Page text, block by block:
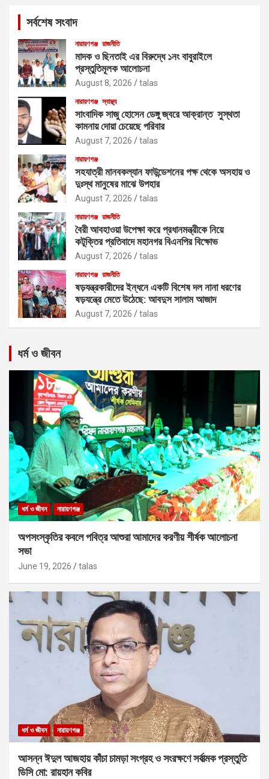
সর্বশেষ সংবাদ
নারায়ণগঞ্জ রাজনীতি
মাদক ও ছিনতাই এর বিরুদ্ধে ১নং বাবুরাইলে
প্রস্তুতিমূলক আলোচনা
August 8, 2026 talas
নারায়ণগঞ্জ স্বাস্থ্য
সাংবাদিক সাজু হোসেন ডেঙ্গু জ্বরে আক্রান্ত সুস্থতা
কামনায় দোয়া চেয়েছে পরিবার
August 7, 2026 talas
নারায়ণগঞ্জ
সহযাত্রী মানবকল্যান ফাউন্ডেশনের পক্ষ থেকে অসহায় ও
দুঃস্থ মানুষের মাঝে উপহার
August 7, 2026 talas
নারায়ণগঞ্জ রাজনীতি
বৈরী আবহাওয়া উপেক্ষা করে প্রধানমন্ত্রীকে নিয়ে
কটূক্তির প্রতিবাদে মহানগর বিএনপির বিক্ষোভ
August 7, 2026 talas
নারায়ণগঞ্জ রাজনীতি
ষড়যন্ত্রকারীদের ইন্ধনে একটি বিশেষ দল নানা ধরণের
ষড়যন্ত্রে মেতে উঠেছে: আবদুস সালাম আজাদ
August 7, 2026 talas
ধর্ম ও জীবন
ধর্ম ও জীবন নারায়ণগঞ্জ
অপসংস্কৃতির কবলে পবিত্র আশুরা আমাদের করণীয় শীর্ষক আলোচনা
সভা
June 19, 2026 talas
ধর্ম ও জীবন নারায়ণগঞ্জ
আসন্ন ঈদুল আজহায় কাঁচা চামড়া সংগ্রহ ও সংরক্ষণে সর্বাত্মক প্রস্তুতি
ডিসি মো: রায়হান কবির